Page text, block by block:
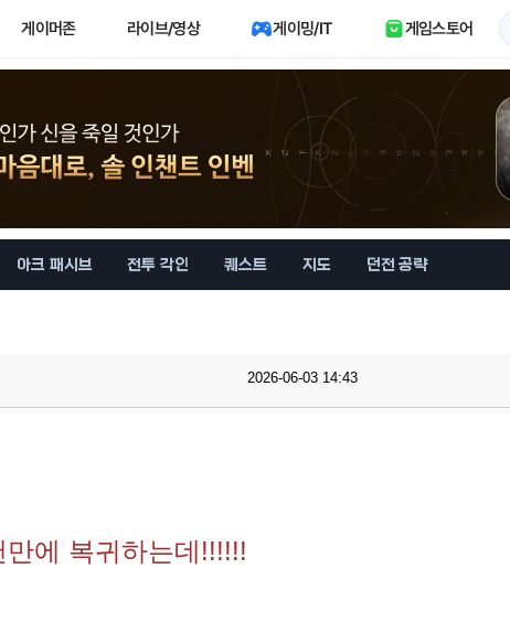
게이머존 라이브/영상 게이밍/IT 게임스토어
아크 패시브 전투 각인 퀘스트 지도 던전 공략
2026-06-03 14:43
만에 복귀하는데!!!!!!